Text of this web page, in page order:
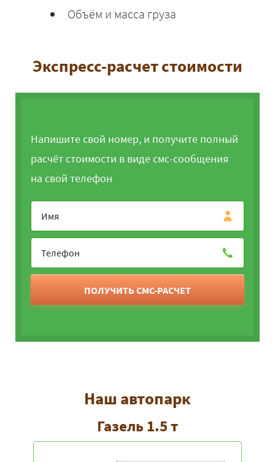
Объём и масса груза
Экспресс-расчет стоимости
Напишите свой номер, и получите полный
расчёт стоимости в виде смс-сообщения
на свой телефон
ПОЛУЧИТЬ СМС-РАСЧЕТ
Наш автопарк
Газель 1.5 т